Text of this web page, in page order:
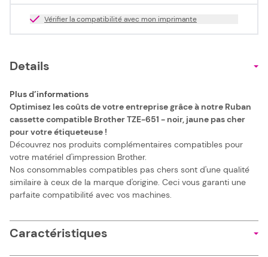
Vérifier la compatibilité avec mon imprimante
Details
Plus d’informations
Optimisez les coûts de votre entreprise grâce à notre Ruban
cassette compatible Brother TZE-651 - noir, jaune pas cher
pour votre étiqueteuse !
Découvrez nos produits complémentaires compatibles pour
votre matériel d'impression Brother.
Nos consommables compatibles pas chers sont d'une qualité
similaire à ceux de la marque d'origine. Ceci vous garanti une
parfaite compatibilité avec vos machines.
Caractéristiques